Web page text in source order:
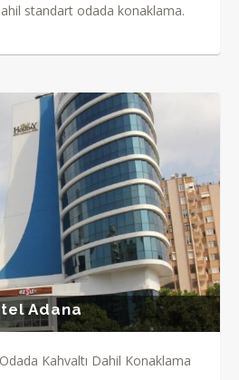
standart odada konaklama.
Adana
Kahvaltı Dahil Konaklama